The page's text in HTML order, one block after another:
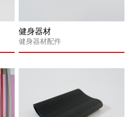
健身器材
健身器材配件